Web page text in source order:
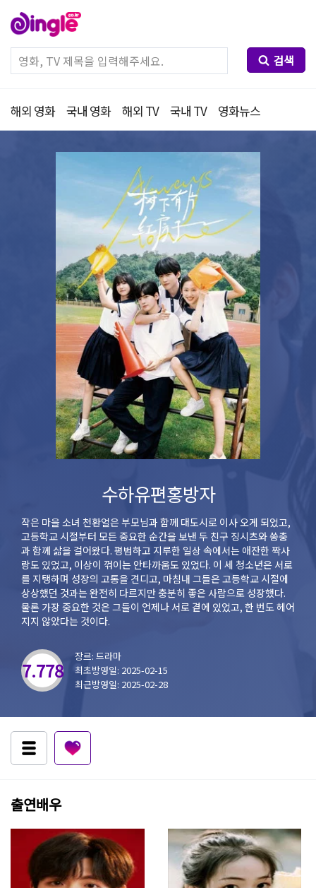
검색
해외 영화 국내 영화 해외 TV 국내 TV 영화뉴스
수하유편홍방자
작은 마을 소녀 천환얼은 부모님과 함께 대도시로 이사 오게 되었고,
고등학교 시절부터 모든 중요한 순간을 보낸 두 친구 징시츠와 쑹충
과 함께 삶을 걸어왔다. 평범하고 지루한 일상 속에서는 애잔한 짝사
랑도 있었고, 이상이 꺾이는 안타까움도 있었다. 이 세 청소년은 서로
를 지탱하며 성장의 고통을 견디고, 마침내 그들은 고등학교 시절에
상상했던 것과는 완전히 다르지만 충분히 좋은 사람으로 성장했다.
물론 가장 중요한 것은 그들이 언제나 서로 곁에 있었고, 한 번도 헤어
지지 않았다는 것이다.
7.778
장르: 드라마
최초방영일: 2025-02-15
최근방영일: 2025-02-28
출연배우